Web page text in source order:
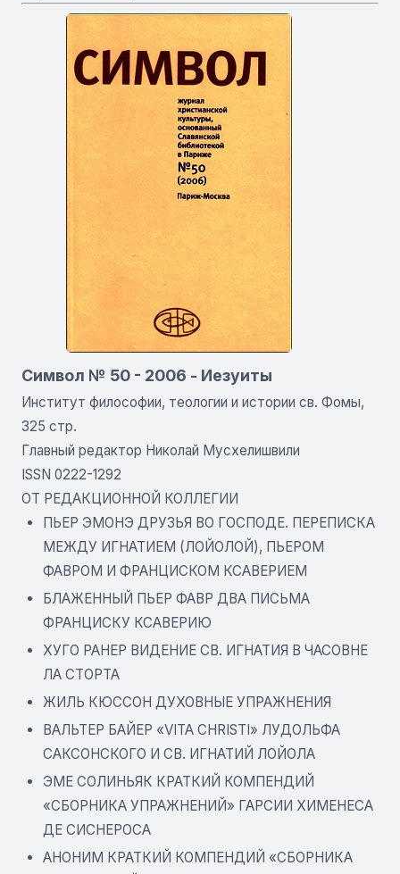
Символ № 50 - 2006 - Иезуиты
Институт философии, теологии и истории св. Фомы,
325 стр.
Главный редактор Николай Мусхелишвили
ISSN 0222-1292
ОТ РЕДАКЦИОННОЙ КОЛЛЕГИИ
ПЬЕР ЭМОНЭ ДРУЗЬЯ ВО ГОСПОДЕ. ПЕРЕПИСКА
МЕЖДУ ИГНАТИЕМ (ЛОЙОЛОЙ), ПЬЕРОМ
ФАВРОМ И ФРАНЦИСКОМ КСАВЕРИЕМ
БЛАЖЕННЫЙ ПЬЕР ФАВР ДВА ПИСЬМА
ФРАНЦИСКУ КСАВЕРИЮ
ХУГО РАНЕР ВИДЕНИЕ СВ. ИГНАТИЯ В ЧАСОВНЕ
ЛА СТОРТА
ЖИЛЬ КЮССОН ДУХОВНЫЕ УПРАЖНЕНИЯ
ВАЛЬТЕР БАЙЕР «VITA CHRISTI» ЛУДОЛЬФА
САКСОНСКОГО И СВ. ИГНАТИЙ ЛОЙОЛА
ЭМЕ СОЛИНЬЯК КРАТКИЙ КОМПЕНДИЙ
«СБОРНИКА УПРАЖНЕНИЙ» ГАРСИИ ХИМЕНЕСА
ДЕ СИСНЕРОСА
АНОНИМ КРАТКИЙ КОМПЕНДИЙ «СБОРНИКА